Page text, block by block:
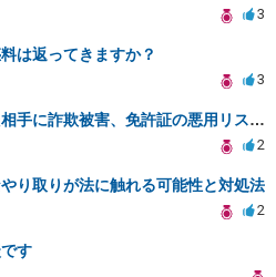
3
は返ってきますか？
3
出会い系で知り合った相手に詐欺被害、免許証の悪用リスクと対策。
2
り取りが法に触れる可能性と対処法
2
す